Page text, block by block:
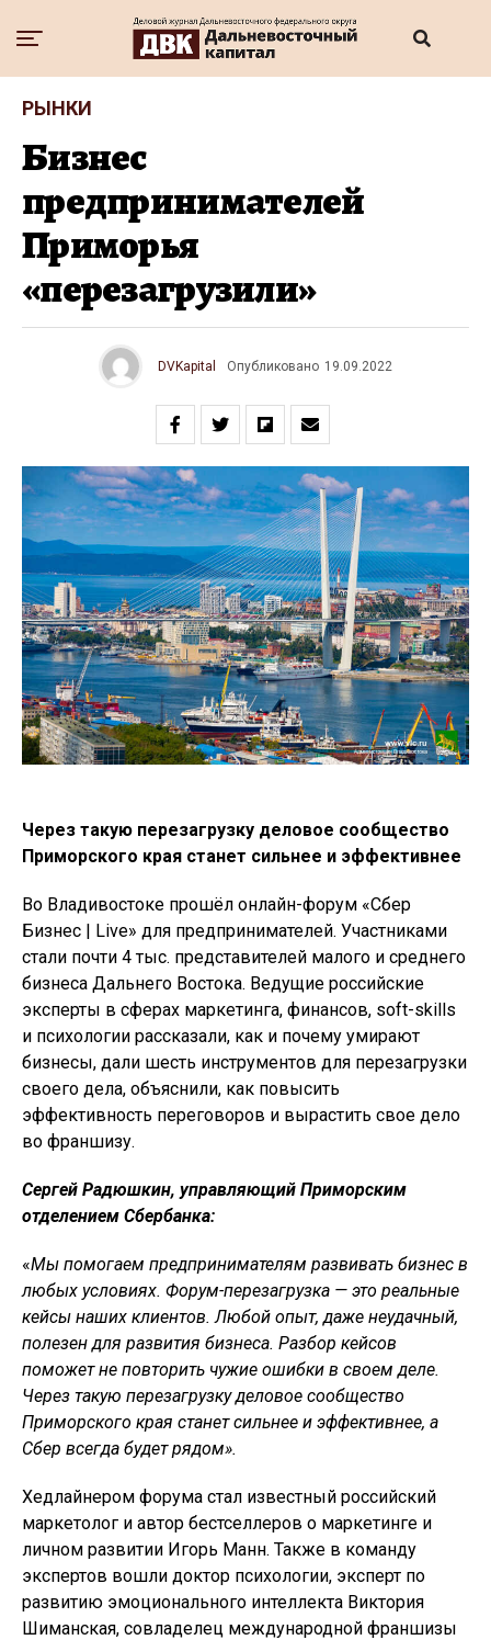
РЫНКИ
Бизнес
предпринимателей
Приморья
«перезагрузили»
DVKapital Опубликовано 19.09.2022
Через такую перезагрузку деловое сообщество
Приморского края станет сильнее и эффективнее
Во Владивостоке прошёл онлайн-форум «Сбер
Бизнес | Live» для предпринимателей. Участниками
стали почти 4 тыс. представителей малого и среднего
бизнеса Дальнего Востока. Ведущие российские
эксперты в сферах маркетинга, финансов, soft-skills
и психологии рассказали, как и почему умирают
бизнесы, дали шесть инструментов для перезагрузки
своего дела, объяснили, как повысить
эффективность переговоров и вырастить свое дело
во франшизу.
Сергей Радюшкин, управляющий Приморским
отделением Сбербанка:
«Мы помогаем предпринимателям развивать бизнес в
любых условиях. Форум-перезагрузка — это реальные
кейсы наших клиентов. Любой опыт, даже неудачный,
полезен для развития бизнеса. Разбор кейсов
поможет не повторить чужие ошибки в своем деле.
Через такую перезагрузку деловое сообщество
Приморского края станет сильнее и эффективнее, а
Сбер всегда будет рядом».
Хедлайнером форума стал известный российский
маркетолог и автор бестселлеров о маркетинге и
личном развитии Игорь Манн. Также в команду
экспертов вошли доктор психологии, эксперт по
развитию эмоционального интеллекта Виктория
Шиманская, совладелец международной франшизы